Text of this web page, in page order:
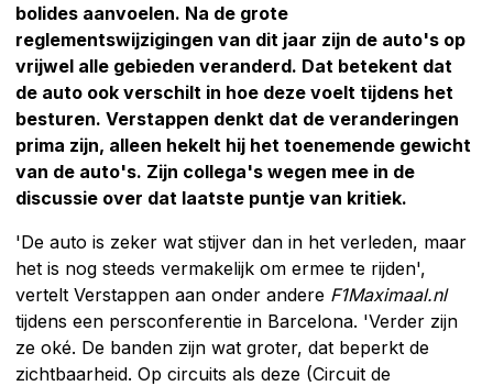
bolides aanvoelen. Na de grote
reglementswijzigingen van dit jaar zijn de auto's op
vrijwel alle gebieden veranderd. Dat betekent dat
de auto ook verschilt in hoe deze voelt tijdens het
besturen. Verstappen denkt dat de veranderingen
prima zijn, alleen hekelt hij het toenemende gewicht
van de auto's. Zijn collega's wegen mee in de
discussie over dat laatste puntje van kritiek.
'De auto is zeker wat stijver dan in het verleden, maar
het is nog steeds vermakelijk om ermee te rijden',
vertelt Verstappen aan onder andere F1Maximaal.nl
tijdens een persconferentie in Barcelona. 'Verder zijn
ze oké. De banden zijn wat groter, dat beperkt de
zichtbaarheid. Op circuits als deze (Circuit de